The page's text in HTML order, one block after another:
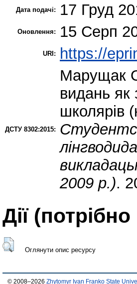
Дата подачі: 17 Груд
Оновлення: 15 Серп
URI: https://
ДСТУ 8302:2015:
Марущак
видань
школярів
2009 р.).
Дії
Оглянути опис ресурсу
© 2008–2026 Zhytomyr Ivan Franko State